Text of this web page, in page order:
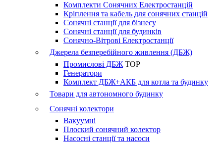
Комплекти Сонячних Електростанцій
Кріплення та кабель для сонячних станцій
Сонячні станції для бізнесу
Сонячні станції для будинків
Сонячно-Вітрові Електростанції
Джерела безперебійного живлення (ДБЖ)
Промислові ДБЖ TOP
Генератори
Комплект ДБЖ+АКБ для котла та будинку
Товари для автономного будинку
Сонячні колектори
Вакуумні
Плоский сонячний колектор
Насосні станції та насоси